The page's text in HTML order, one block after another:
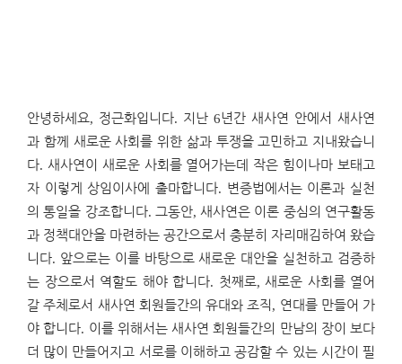
안녕하세요, 정근화입니 다. 지난 6년간 새사연 안에서 새사연
과 함께 새로운 사회를 위한 삶과 투쟁을 고민하고 지내왔습니
다. 새사연이 새로운 사회를 열어가는데 작은 힘이나마 보태고
자 이렇게 상임이사에 출마합니다. 변증법에서는 이론과 실천
의 통일을 강조합니다. 그동안,새사연은 이론 중심의 연구활동
과 정책대안을 마련하는 공간으로서 충분히 자리매김하여 왔습
니다. 앞으로는 이를 바탕으로 새로운 대안을 실천하고 검증하
는 장으로서 역할도 해야 합니다. 첫째로, 새로운 사회를 열어
갈 주체로서 새사연 회원들간의 유대와 조직 , 연대를 만들어 가
야 합니다. 이를 위해서는 새사연 회원들간의 만남의 장이 보다
더 많이 만들어지고 서로를 이해하고 공감할 수 있는 시간이 필